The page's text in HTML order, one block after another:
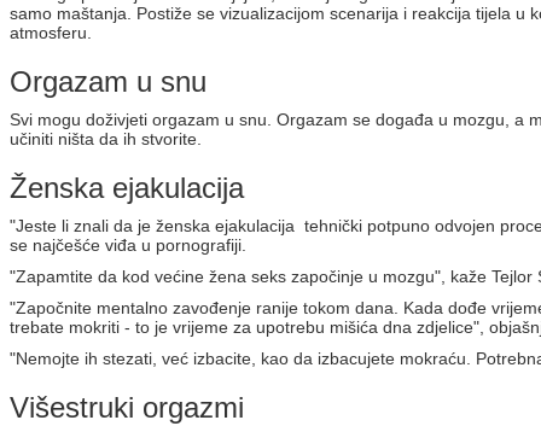
samo maštanja. Postiže se vizualizacijom scenarija i reakcija tijela
atmosferu.
Orgazam u snu
Svi mogu doživjeti orgazam u snu. Orgazam se događa u mozgu, a
učiniti ništa da ih stvorite.
Ženska ejakulacija
"Jeste li znali da je ženska ejakulacija tehnički potpuno odvojen
se najčešće viđa u pornografiji.
"Zapamtite da kod većine žena seks započinje u mozgu", kaže
"Započnite mentalno zavođenje ranije tokom dana. Kada dođe
trebate mokriti - to je vrijeme za upotrebu mišića dna zdjelice",
"Nemojte ih stezati, već izbacite, kao da izbacujete mokraću.
Višestruki orgazmi